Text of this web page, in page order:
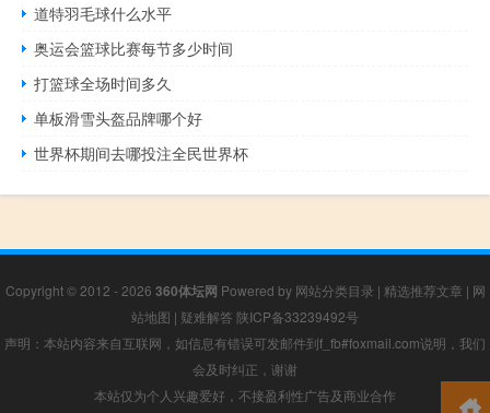
道特羽毛球什么水平
奥运会篮球比赛每节多少时间
打篮球全场时间多久
单板滑雪头盔品牌哪个好
世界杯期间去哪投注全民世界杯
Copyright © 2012 - 2026 360体坛网 Powered by 网站分类目录 | 精选推荐文章 | 网
站地图 | 疑难解答 陕ICP备33239492号
声明：本站内容来自互联网，如信息有错误可发邮件到f_fb#foxmail.com说明，我们
会及时纠正，谢谢
本站仅为个人兴趣爱好，不接盈利性广告及商业合作